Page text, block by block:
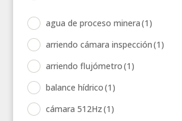
agua de proceso minera(1)
arriendo cámara inspección(1)
arriendo flujómetro(1)
balance hídrico(1)
cámara 512Hz(1)